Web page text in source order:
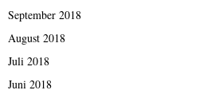
September 2018
August 2018
Juli 2018
Juni 2018